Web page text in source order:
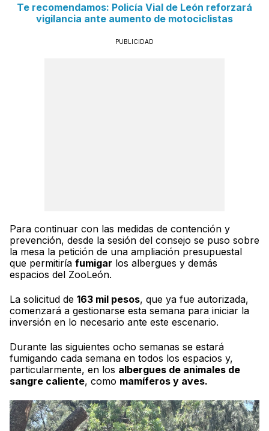
Te recomendamos: Policía Vial de León reforzará
vigilancia ante aumento de motociclistas
PUBLICIDAD
Para continuar con las medidas de contención y
prevención, desde la sesión del consejo se puso sobre
la mesa la petición de una ampliación presupuestal
que permitiría fumigar los albergues y demás
espacios del ZooLeón.
La solicitud de 163 mil pesos, que ya fue autorizada,
comenzará a gestionarse esta semana para iniciar la
inversión en lo necesario ante este escenario.
Durante las siguientes ocho semanas se estará
fumigando cada semana en todos los espacios y,
particularmente, en los albergues de animales de
sangre caliente, como mamíferos y aves.